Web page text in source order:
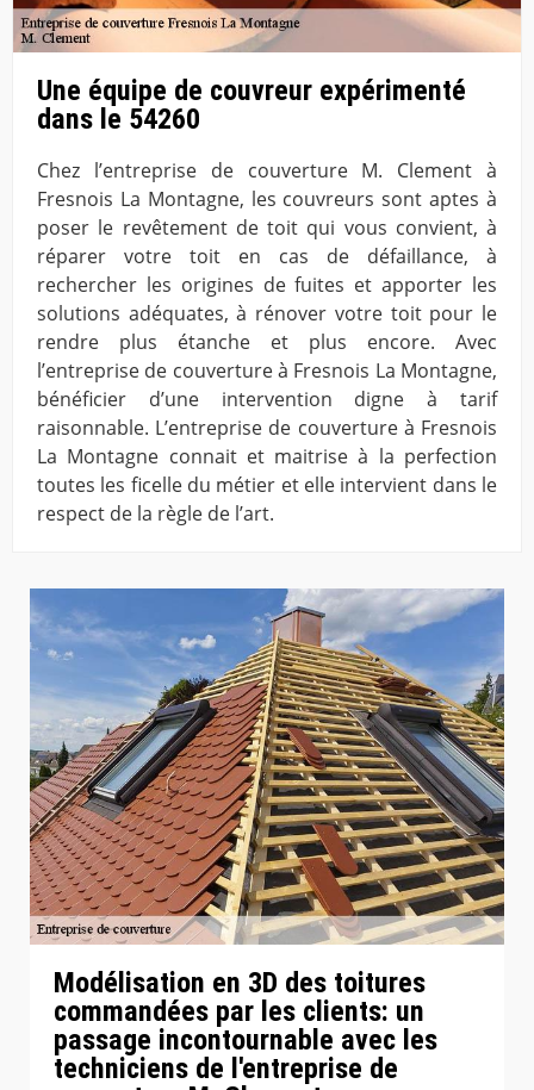
Une équipe de couvreur expérimenté
dans le 54260
Chez l’entreprise de couverture M. Clement à
Fresnois La Montagne, les couvreurs sont aptes à
poser le revêtement de toit qui vous convient, à
réparer votre toit en cas de défaillance, à
rechercher les origines de fuites et apporter les
solutions adéquates, à rénover votre toit pour le
rendre plus étanche et plus encore. Avec
l’entreprise de couverture à Fresnois La Montagne,
bénéficier d’une intervention digne à tarif
raisonnable. L’entreprise de couverture à Fresnois
La Montagne connait et maitrise à la perfection
toutes les ficelle du métier et elle intervient dans le
respect de la règle de l’art.
Modélisation en 3D des toitures
commandées par les clients: un
passage incontournable avec les
techniciens de l'entreprise de